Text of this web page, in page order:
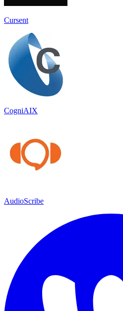
Cursent
CogniAIX
AudioScribe